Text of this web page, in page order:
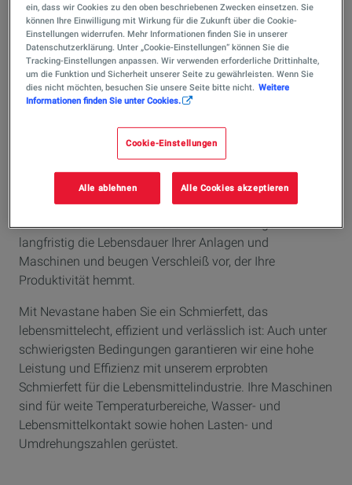
Die Schmierstoffe der Nevastane-Reihe übertreffen nicht
nur die Leistung von Standardschmierstoffen, sondern
bieten auch zusätzliche Sicherheit, die in einem
Lebensmittelbetrieb von grundlegender Bedeutung ist.
So sind Sie bei der Produktion Ihrer Lebensmittel immer
Die Nevastane-Produktreihe garantiert nicht nur die
zusätzlich durch Effizienz bei jeder
lebensmittelverarbeitenden Anwendung aus: Mit
unserem Schmierfett für Lebensmittel verlängern Sie
langfristig die Lebensdauer Ihrer Anlagen und
Maschinen und beugen Verschleiß vor, der Ihre
Produktivität hemmt.
Mit Nevastane haben Sie ein Schmierfett, das
lebensmittelecht, effizient und verlässlich ist: Auch unter
schwierigsten Bedingungen garantieren wir eine hohe
Leistung und Effizienz mit unserem erprobten
Schmierfett für die Lebensmittelindustrie. Ihre Maschinen
sind für weite Temperaturbereiche, Wasser- und
Lebensmittelkontakt sowie hohen Lasten- und
Umdrehungszahlen gerüstet.
ein, dass wir Cookies zu den oben beschriebenen Zwecken einsetzen. Sie
können Ihre Einwilligung mit Wirkung für die Zukunft über die Cookie-
Einstellungen widerrufen. Mehr Informationen finden Sie in unserer
Datenschutzerklärung. Unter „Cookie-Einstellungen“ können Sie die
Tracking-Einstellungen anpassen. Wir verwenden erforderliche Drittinhalte,
um die Funktion und Sicherheit unserer Seite zu gewährleisten. Wenn Sie
dies nicht möchten, besuchen Sie unsere Seite bitte nicht. Weitere
Informationen finden Sie unter Cookies.
Cookie-Einstellungen
Alle ablehnen Alle Cookies akzeptieren